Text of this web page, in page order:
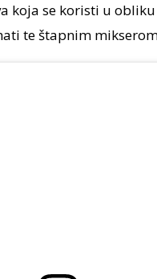
koja se koristi u
te štapnim